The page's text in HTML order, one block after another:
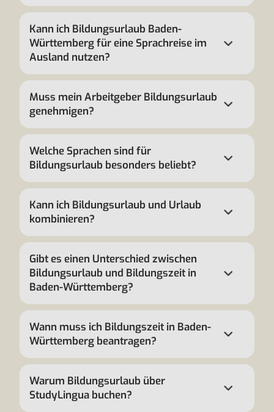
Kann ich Bildungsurlaub Baden-
Württemberg für eine Sprachreise im
Ausland nutzen?
Muss mein Arbeitgeber Bildungsurlaub
genehmigen?
Welche Sprachen sind für
Bildungsurlaub besonders beliebt?
Kann ich Bildungsurlaub und Urlaub
kombinieren?
Gibt es einen Unterschied zwischen
Bildungsurlaub und Bildungszeit in
Baden-Württemberg?
Wann muss ich Bildungszeit in Baden-
Württemberg beantragen?
Warum Bildungsurlaub über
StudyLingua buchen?